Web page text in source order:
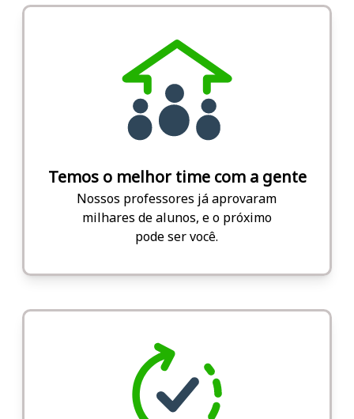
Temos o melhor time com a gente
Nossos professores já aprovaram
milhares de alunos, e o próximo
pode ser você.